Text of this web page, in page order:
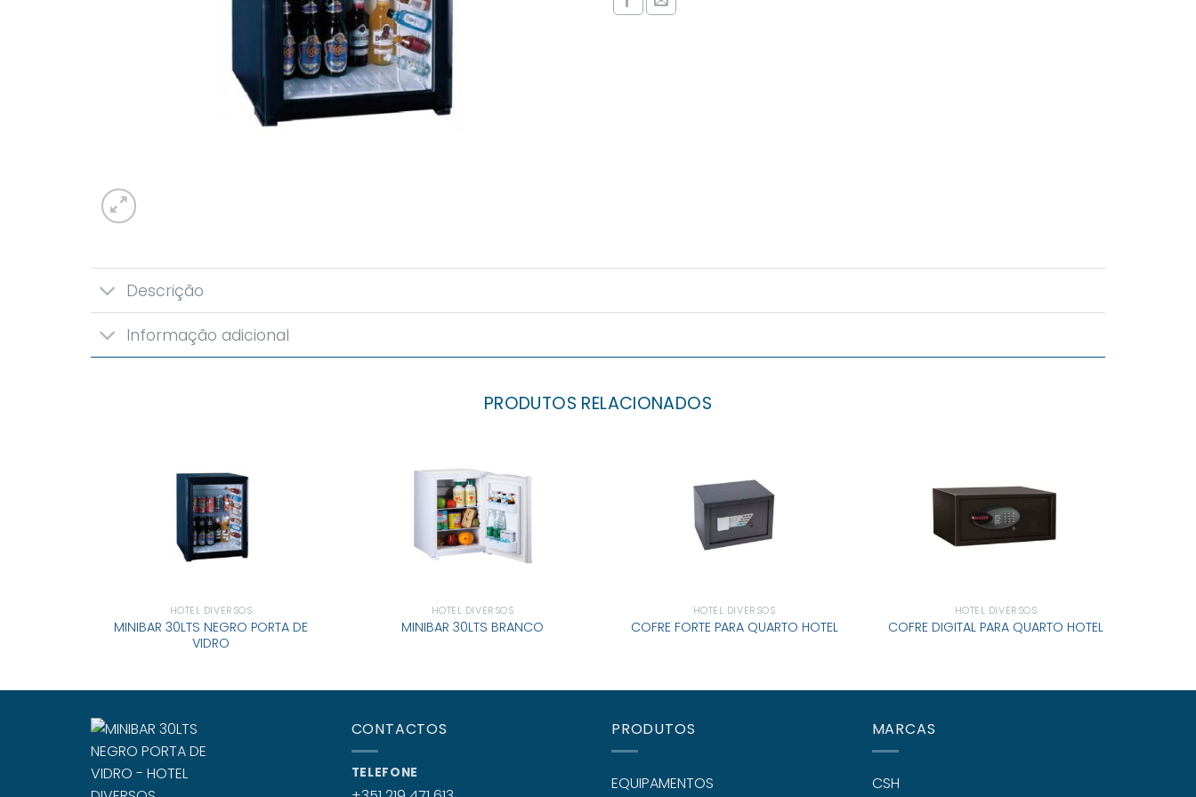
Descrição
Informação adicional
PRODUTOS RELACIONADOS
HOTEL DIVERSOS
MINIBAR 30LTS NEGRO PORTA DE
VIDRO
HOTEL DIVERSOS
MINIBAR 30LTS BRANCO
HOTEL DIVERSOS
COFRE FORTE PARA QUARTO HOTEL
HOTEL DIVERSOS
COFRE DIGITAL PARA QUARTO HOTEL
CONTACTOS
TELEFONE
PRODUTOS
EQUIPAMENTOS
MARCAS
CSH